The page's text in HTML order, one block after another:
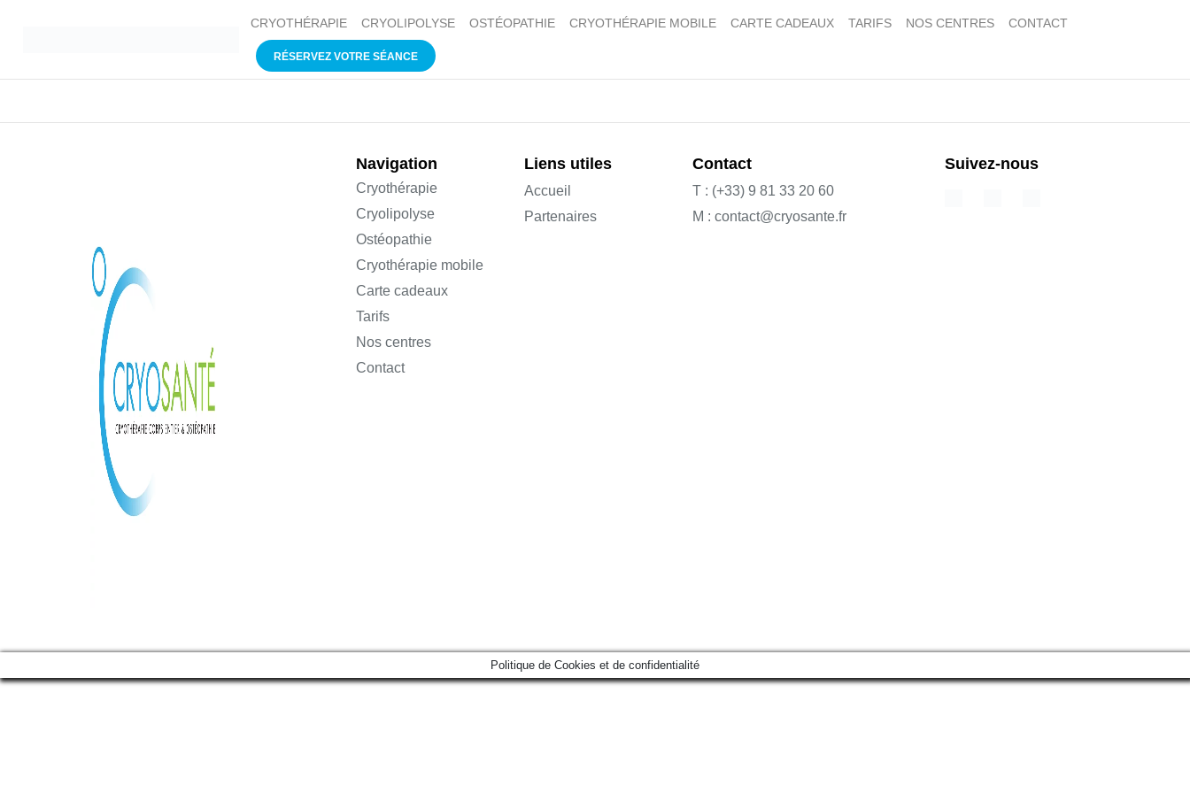
CRYOTHÉRAPIE CRYOLIPOLYSE OSTÉOPATHIE CRYOTHÉRAPIE MOBILE CARTE CADEAUX TARIFS NOS CENTRES CONTACT
RÉSERVEZ VOTRE SÉANCE
Navigation
Cryothérapie
Cryolipolyse
Ostéopathie
Cryothérapie mobile
Carte cadeaux
Tarifs
Nos centres
Contact
Liens utiles
Accueil
Partenaires
Contact
T : (+33) 9 81 33 20 60
M : contact@cryosante.fr
Suivez-nous
Politique de Cookies et de confidentialité